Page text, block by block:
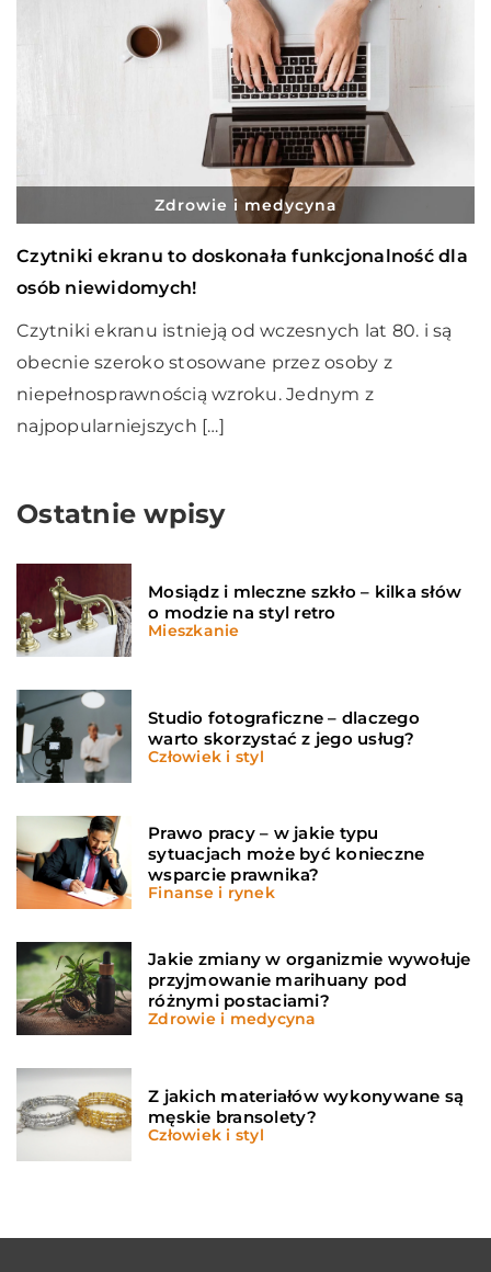
Zdrowie i medycyna
Czytniki ekranu to doskonała funkcjonalność dla
osób niewidomych!
Czytniki ekranu istnieją od wczesnych lat 80. i są
obecnie szeroko stosowane przez osoby z
niepełnosprawnością wzroku. Jednym z
najpopularniejszych […]
Ostatnie wpisy
Mosiądz i mleczne szkło – kilka słów
o modzie na styl retro
Mieszkanie
Studio fotograficzne – dlaczego
warto skorzystać z jego usług?
Człowiek i styl
Prawo pracy – w jakie typu
sytuacjach może być konieczne
wsparcie prawnika?
Finanse i rynek
Jakie zmiany w organizmie wywołuje
przyjmowanie marihuany pod
różnymi postaciami?
Zdrowie i medycyna
Z jakich materiałów wykonywane są
męskie bransolety?
Człowiek i styl